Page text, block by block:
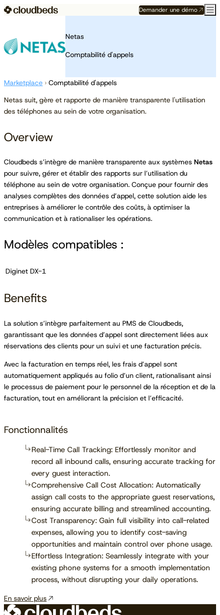
Demander une démo
Netas
Comptabilité d'appels
Marketplace › Comptabilité d'appels
Netas suit, gère et rapporte de manière transparente l'utilisation
des téléphones au sein de votre organisation.
Overview
Cloudbeds s’intègre de manière transparente aux systèmes Netas
pour suivre, gérer et établir des rapports sur l’utilisation du
téléphone au sein de votre organisation. Conçue pour fournir des
analyses complètes des données d’appel, cette solution aide les
entreprises à améliorer le contrôle des coûts, à optimiser la
communication et à rationaliser les opérations.
Modèles compatibles :
Diginet DX-1
Benefits
La solution s’intègre parfaitement au PMS de Cloudbeds,
garantissant que les données d’appel sont directement liées aux
réservations des clients pour un suivi et une facturation précis.
Avec la facturation en temps réel, les frais d’appel sont
automatiquement appliqués au folio d’un client, rationalisant ainsi
le processus de paiement pour le personnel de la réception et de la
facturation, tout en améliorant la précision et l’efficacité.
Fonctionnalités
Real-Time Call Tracking: Effortlessly monitor and
record all inbound calls, ensuring accurate tracking for
every guest interaction.
Comprehensive Call Cost Allocation: Automatically
assign call costs to the appropriate guest reservations,
ensuring accurate billing and streamlined accounting.
Cost Transparency: Gain full visibility into call-related
expenses, allowing you to identify cost-saving
opportunities and maintain control over phone usage.
Effortless Integration: Seamlessly integrate with your
existing phone systems for a smooth implementation
process, without disrupting your daily operations.
En savoir plus